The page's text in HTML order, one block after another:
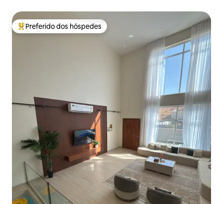
Entre os melhores preferidos dos hóspedes
Preferido dos hóspedes